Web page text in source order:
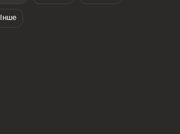
Інше